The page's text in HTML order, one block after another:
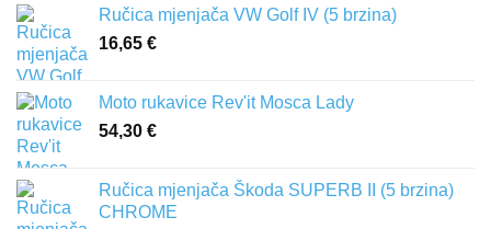
Ručica mjenjača VW Golf IV (5 brzina)
16,65 €
Moto rukavice Rev'it Mosca Lady
54,30 €
Ručica mjenjača Škoda SUPERB II (5 brzina)
CHROME